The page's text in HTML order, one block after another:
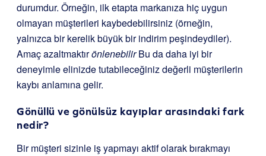
durumdur. Örneğin, ilk etapta markanıza hiç uygun
olmayan müşterileri kaybedebilirsiniz (örneğin,
yalnızca bir kerelik büyük bir indirim peşindeydiler).
Amaç azaltmaktırönlenebilirBu da daha iyi bir
deneyimle elinizde tutabileceğiniz değerli müşterilerin
kaybı anlamına gelir.
Gönüllü ve gönülsüz kayıplar arasındaki fark
nedir?
Bir müşteri sizinle iş yapmayı aktif olarak bırakmayı